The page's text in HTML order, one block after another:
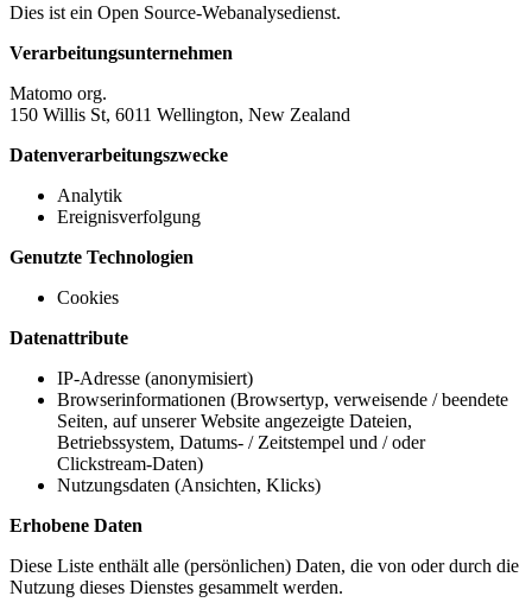
Dies ist ein Open Source-Webanalysedienst.
Verarbeitungsunternehmen
Matomo org.
150 Willis St, 6011 Wellington, New Zealand
Datenverarbeitungszwecke
Analytik
Ereignisverfolgung
Genutzte Technologien
Cookies
Datenattribute
IP-Adresse (anonymisiert)
Browserinformationen (Browsertyp, verweisende / beendete
Seiten, auf unserer Website angezeigte Dateien,
Betriebssystem, Datums- / Zeitstempel und / oder
Clickstream-Daten)
Nutzungsdaten (Ansichten, Klicks)
Erhobene Daten
Diese Liste enthält alle (persönlichen) Daten, die von oder durch die
Nutzung dieses Dienstes gesammelt werden.